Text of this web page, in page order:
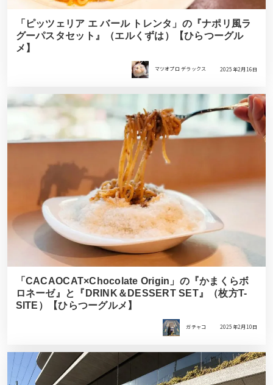
「ピッツェリア エ バール トレンタ」の『ナポリ風ラ
グーパスタセット』（エルくずは）【ひらつーグル
メ】
マツオプロ デラックス 2025年2月16日
「CACAOCAT×Chocolate Origin」の『かまくらボ
ロネーゼ』と『DRINK＆DESSERT SET』（枚方T-
SITE）【ひらつーグルメ】
ガチャコ 2025年2月10日